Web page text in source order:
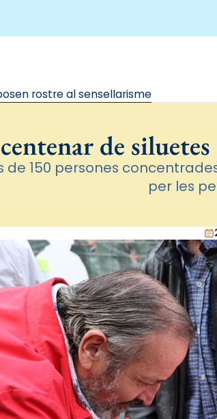
rostre al sensellarisme
de
de 150 persones
per les